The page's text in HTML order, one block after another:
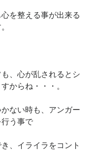
を整える事が出来る
、心が乱されるとシ
からね・・・。
ない時も、アンガー
う事で
、イライラをコント